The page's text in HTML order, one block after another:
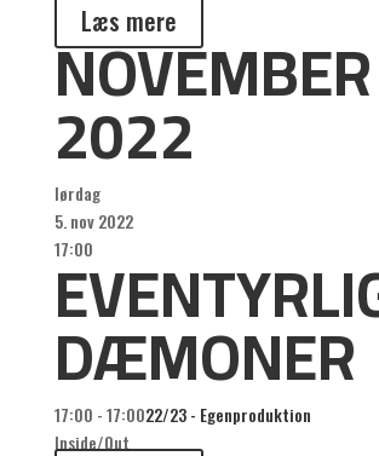
Læs mere
NOVEMBER
2022
lørdag
5. nov 2022
17:00
DÆMONER
17:00 - 17:0022/23 - Egenproduktion
Inside/Out